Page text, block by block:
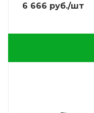
6 666 руб./шт